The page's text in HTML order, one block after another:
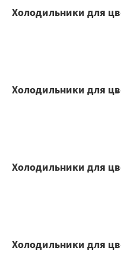
Холодильники для
Холодильники для
Холодильники для
Холодильники для